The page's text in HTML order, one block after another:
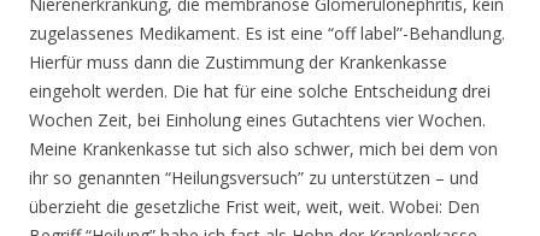
zugelassenes Medikament. Es ist eine “off label”-Behandlung.
Hierfür muss dann die Zustimmung der Krankenkasse
eingeholt werden. Die hat für eine solche Entscheidung drei
Wochen Zeit, bei Einholung eines Gutachtens vier Wochen.
Meine Krankenkasse tut sich also schwer, mich bei dem von
ihr so genannten “Heilungsversuch” zu unterstützen – und
überzieht die gesetzliche Frist weit, weit, weit. Wobei: Den